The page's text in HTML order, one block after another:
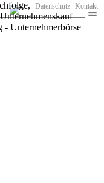
Datenschutz Kontakt